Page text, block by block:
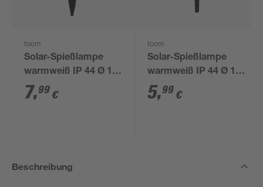
toom
Solar-Spießlampe
warmweiß IP 44 Ø 15
x 44 cm
7,99 €
toom
Solar-Spießlampe
warmweiß IP 44 Ø 10
x 39 cm
5,99 €
Beschreibung